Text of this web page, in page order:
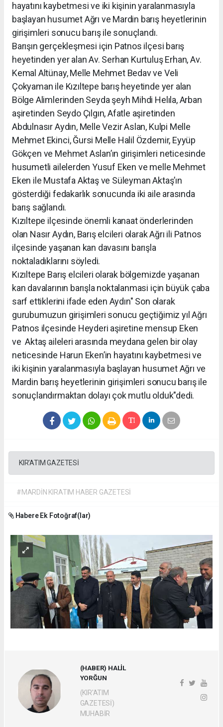
hayatını kaybetmesi ve iki kişinin yaralanmasıyla
başlayan husumet Ağrı ve Mardin barış heyetlerinin
girişimleri sonucu barış ile sonuçlandı.
Barışın gerçekleşmesi için Patnos ilçesi barış
heyetinden yer alan Av. Serhan Kurtuluş Erhan, Av.
Kemal Altünay, Melle Mehmet Bedav ve Veli
Çokyaman ile Kızıltepe barış heyetinde yer alan
Bölge Alimlerinden Seyda şeyh Mihdi Helıla, Arban
aşiretinden Seydo Çılgın, Afatle aşiretinden
Abdulnasır Aydın, Melle Vezir Aslan, Kulpi Melle
Mehmet Ekinci, Ğursi Melle Halil Özdemir, Eyyüp
Gökçen ve Mehmet Aslan’ın girişimleri neticesinde
husumetli ailelerden Yusuf Eken ve melle Mehmet
Eken ile Mustafa Aktaş ve Süleyman Aktaş’ın
gösterdiği fedakarlık sonucunda iki aile arasında
barış sağlandı.
Kızıltepe ilçesinde önemli kanaat önderlerinden
olan Nasır Aydın, Barış elcileri olarak Ağrı ili Patnos
ilçesinde yaşanan kan davasını barışla
noktaladıklarını söyledi.
Kızıltepe Barış elcileri olarak bölgemizde yaşanan
kan davalarının barışla noktalanmasi için büyük çaba
sarf ettiklerini ifade eden Aydın" Son olarak
gurubumuzun girişimleri sonucu geçtiğimiz yıl Ağrı
Patnos ilçesinde Heyderi aşiretine mensup Eken
ve Aktaş aileleri arasında meydana gelen bir olay
neticesinde Harun Eken’in hayatını kaybetmesi ve
iki kişinin yaralanmasıyla başlayan husumet Ağrı ve
Mardin barış heyetlerinin girişimleri sonucu barış ile
sonuçlandırmaktan dolayı çok mutlu olduk"dedi.
KIR'ATIM GAZETESİ
#MARDİN KIRATIM HABER GAZETESİ
Habere Ek Fotoğraf(lar)
(HABER) HALİL
YORĞUN
(KIR'ATIM
GAZETESİ)
MUHABİR